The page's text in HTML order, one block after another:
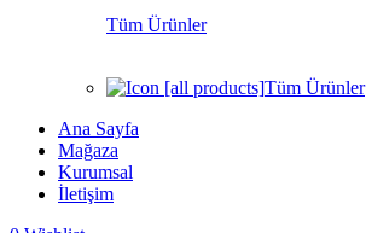
Tüm Ürünler
Tüm Ürünler
Ana Sayfa
Mağaza
Kurumsal
İletişim